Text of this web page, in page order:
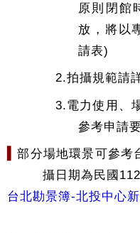
原則閉館
放，將以
請表)
2.拍攝規範請
3.電力使用、
參考申請要
▍部分場地環景可參考
攝日期為民國112
台北勘景簿-北投中心